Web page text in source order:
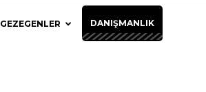
GEZEGENLER DANIŞMANLIK